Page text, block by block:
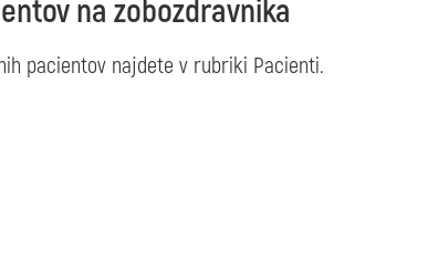
na zobozdravnika
pacientov najdete v rubriki Pacienti.